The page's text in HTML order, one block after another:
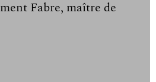
Fabre, maître de